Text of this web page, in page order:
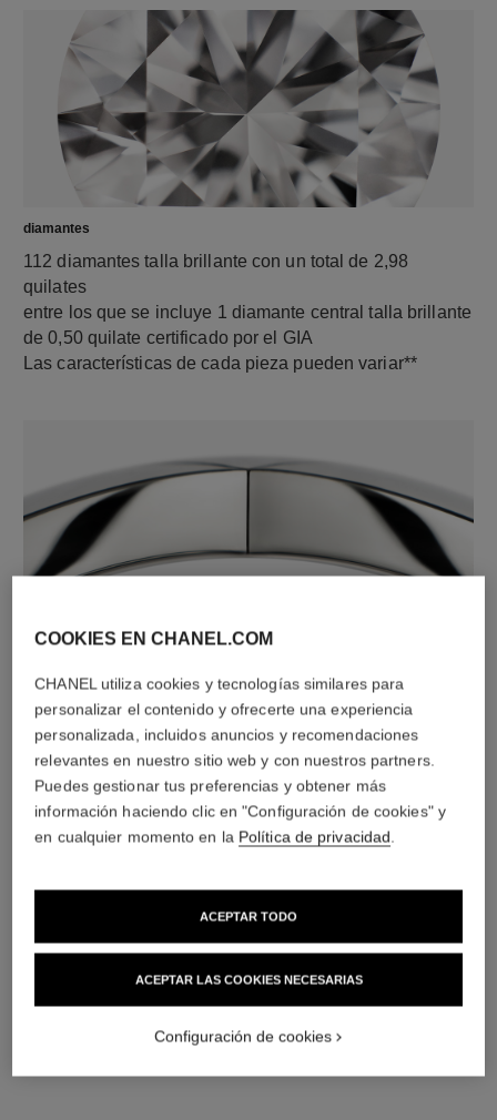
diamantes
112 diamantes talla brillante con un total de 2,98
quilates
entre los que se incluye 1 diamante central talla brillante
de 0,50 quilate certificado por el GIA
Las características de cada pieza pueden variar**
material
material
Oro amarillo de 18 quilates
COOKIES EN CHANEL.COM
CHANEL utiliza cookies y tecnologías similares para
personalizar el contenido y ofrecerte una experiencia
personalizada, incluidos anuncios y recomendaciones
relevantes en nuestro sitio web y con nuestros partners.
Puedes gestionar tus preferencias y obtener más
información haciendo clic en "Configuración de cookies" y
en cualquier momento en la Política de privacidad
ACEPTAR LAS COOKIES NECESARIAS
ACEPTAR TODO
Configuración de cookies